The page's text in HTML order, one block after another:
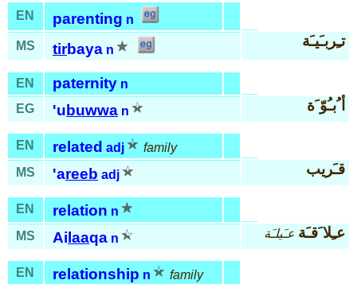
EN parenting n
MS
tirbaya n
تـِربـَيـَة
EN paternity n
EG
'ubuwwa n أ ُبـُوّ َة
EN related adj
family
MS
'areeb adj قـَريب
EN relation n
MS
Ai laaqa n عـِلا َقـَة عـَيلـَة
EN relationship n
family